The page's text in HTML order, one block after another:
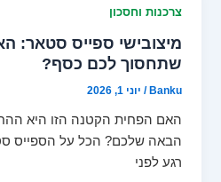
צרכנות וחסכון
מיצובישי ספייס סטאר:
שתחסוך לכם כסף?
Banku
/ יוני 1, 2026
האם הפחית הקטנה הזו היא
הבאה שלכם? הכל על הספייס
רגע לפני